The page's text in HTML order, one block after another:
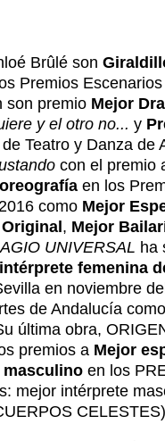
Brûlé son
Premios
son premio Mejor
y el otro no... y
Teatro y Danza de
con el premio
en los
como Mejor
, Mejor
UNIVERSAL ha
femenina
en noviembre
de Andalucía como
última obra,
premios a Mejor
masculino en los
mejor intérprete